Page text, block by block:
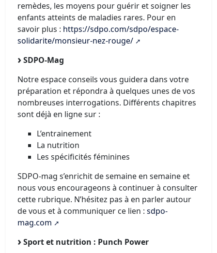
remèdes, les moyens pour guérir et soigner les
enfants atteints de maladies rares. Pour en
savoir plus : https://sdpo.com/sdpo/espace-
solidarite/monsieur-nez-rouge/
SDPO-Mag
Notre espace conseils vous guidera dans votre
préparation et répondra à quelques unes de vos
nombreuses interrogations. Différents chapitres
sont déjà en ligne sur :
L’entrainement
La nutrition
Les spécificités féminines
SDPO-mag s’enrichit de semaine en semaine et
nous vous encourageons à continuer à consulter
cette rubrique. N’hésitez pas à en parler autour
de vous et à communiquer ce lien : sdpo-
mag.com
Sport et nutrition : Punch Power